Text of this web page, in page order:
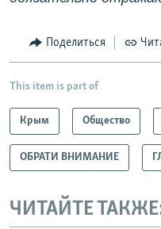
Поделиться
This item is part of
Крым Общество
ОБРАТИ ВНИМАНИЕ
ЧИТАЙТЕ